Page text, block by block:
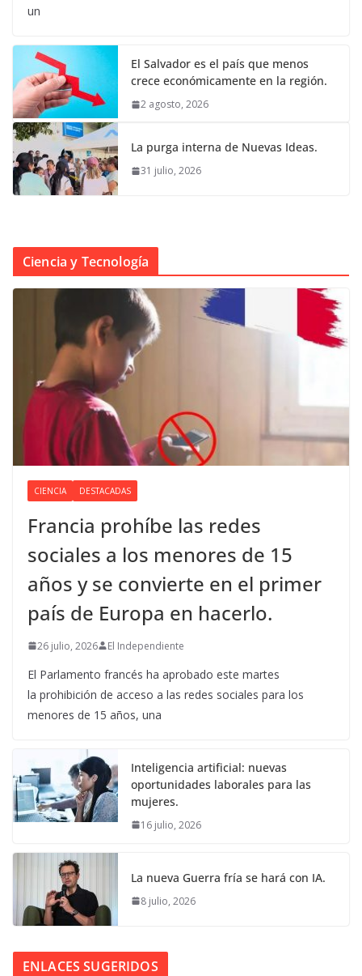
un
El Salvador es el país que menos
crece económicamente en la región.
2 agosto, 2026
La purga interna de Nuevas Ideas.
31 julio, 2026
Ciencia y Tecnología
CIENCIA DESTACADAS
Francia prohíbe las redes
sociales a los menores de 15
años y se convierte en el primer
país de Europa en hacerlo.
26 julio, 2026 El Independiente
El Parlamento francés ha aprobado este martes
la prohibición de acceso a las redes sociales para los
menores de 15 años, una
Inteligencia artificial: nuevas
oportunidades laborales para las
mujeres.
16 julio, 2026
La nueva Guerra fría se hará con IA.
8 julio, 2026
ENLACES SUGERIDOS